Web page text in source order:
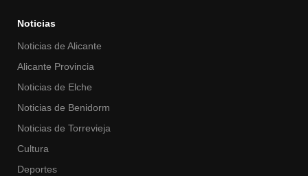
Noticias
Noticias de Alicante
Alicante Provincia
Noticias de Elche
Noticias de Benidorm
Noticias de Torrevieja
Cultura
Deportes